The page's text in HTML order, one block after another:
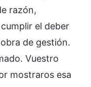
razón,
el deber
de gestión.
Vuestro
mostraros esa